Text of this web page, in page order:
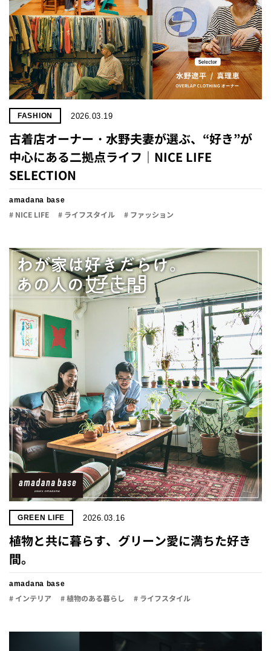
FASHION 2026.03.19
古着店オーナー・水野夫妻が選ぶ、“好き”が
中心にある二拠点ライフ｜NICE LIFE
SELECTION
amadana base
# NICE LIFE # ライフスタイル # ファッション
GREEN LIFE 2026.03.16
植物と共に暮らす、グリーン愛に満ちた好き
間。
amadana base
# インテリア # 植物のある暮らし # ライフスタイル